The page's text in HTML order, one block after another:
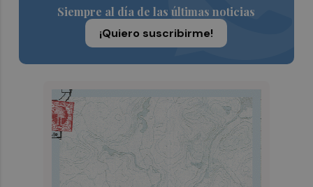
Siempre al día de las últimas noticias
¡Quiero suscribirme!